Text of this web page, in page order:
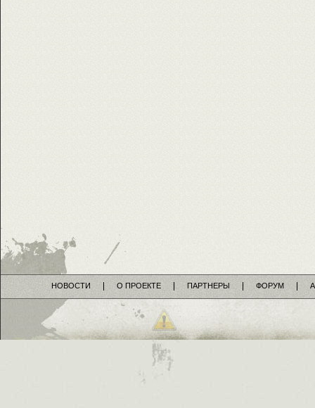
НОВОСТИ О ПРОЕКТЕ ПАРТНЕРЫ ФОРУМ